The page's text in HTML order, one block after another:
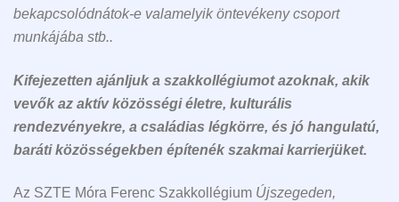
bekapcsolódnátok-e valamelyik öntevékeny csoport
munkájába stb..
Kifejezetten ajánljuk a szakkollégiumot azoknak, akik
vevők az aktív közösségi életre, kulturális
rendezvényekre, a családias légkörre, és jó hangulatú,
baráti közösségekben építenék szakmai karrierjüket.
Az SZTE Móra Ferenc Szakkollégium Újszegeden,